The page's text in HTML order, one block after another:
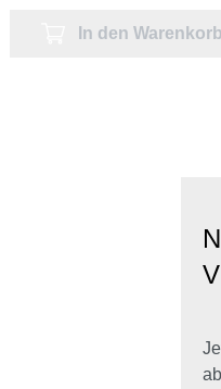
In den Warenkorb